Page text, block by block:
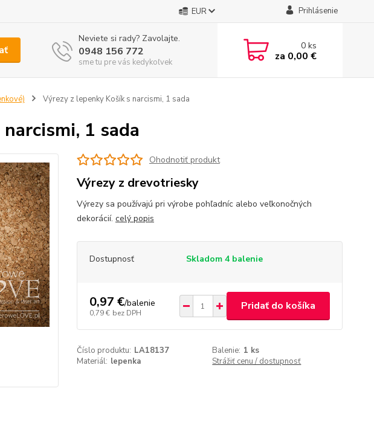
EUR Prihlásenie
Neviete si rady? Zavolajte.
0948 156 772
sme tu pre vás kedykoľvek
0ks
za 0,00 €
Výrezy z lepenky Košík s narcismi, 1 sada
1 sada
Ohodnotiť produkt
Výrezy z drevotriesky
Výrezy sa používajú pri výrobe pohľadníc alebo veľkonočných
dekorácií. celý popis
Dostupnosť Skladom 4 balenie
0,97 €/balenie
0,79 € bez DPH
Pridať do košíka
Číslo produktu: LA18137 Balenie: 1 ks
Materiál: lepenka Strážiť cenu / dostupnosť